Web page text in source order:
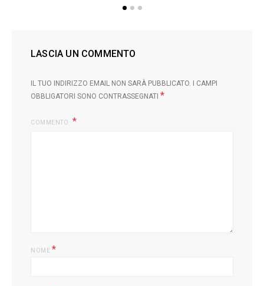
LASCIA UN COMMENTO
IL TUO INDIRIZZO EMAIL NON SARÀ PUBBLICATO.
I CAMPI
OBBLIGATORI SONO CONTRASSEGNATI *
COMMENTO
NOME *